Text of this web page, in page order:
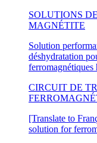
SOLUTIONS
MAGNÉTITE
Solution
déshydratation
ferromagnétiques
CIRCUIT DE
[Translate to
solution for